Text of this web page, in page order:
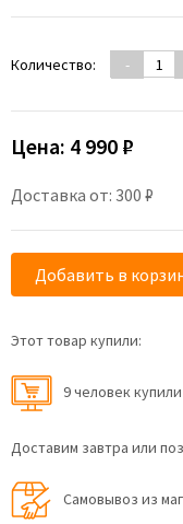
Количество: -
Цена: 4 990 ₽
Доставка от: 300 ₽
Добавить в
Этот товар купили:
9 человек
Доставим завтра или
Самовывоз из